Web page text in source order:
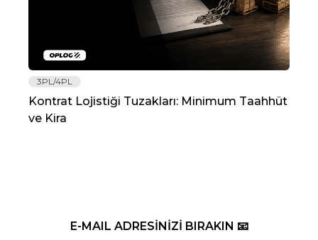
3PL/4PL
Kontrat Lojistiği Tuzakları: Minimum Taahhüt
ve Kira
E-MAIL ADRESİNİZİ BIRAKIN 📧